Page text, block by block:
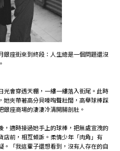
銀座街來到終段：人生總是一個問題還沒
光會穿透天棚，一縷一縷落入街尾。此時
她夾帶著高分貝嚎啕聲壯闊，高舉球棒踩
座商場的淒淒冷清開腸剖肚。
，適時接過她手上的球棒，把無處宣洩的
店前，相互傾訴。柔情少年「肉角」有
。「我這輩子還想看到，沒有人存在的自